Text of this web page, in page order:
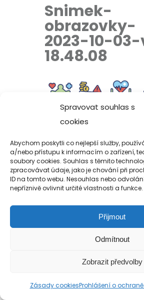
Spravovat souhlas s
cookies
Abychom poskytli co nejlepší služby,
a/nebo přístupu k informacím o zařízení,
soubory cookies. Souhlas s těmito
zpracovávat údaje, jako je chování při
ID na tomto webu. Nesouhlas nebo
nepříznivě ovlivnit určité vlastnosti a funkce.
Přijmout
Odmítnout
Zobrazit předvolby
Zásady cookiesProhlášení o
Snimek-
obrazovky-
2023-10-
18.48.08
Copyright 2019-2026 Alfa
/ TM Servis - the technical